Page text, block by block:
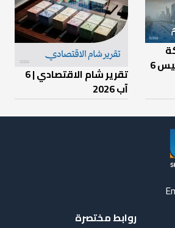
شام الإخبارية | الخميس 6
تقرير شام الاقتصادي | 6
آب 2026
روابط مختصرة